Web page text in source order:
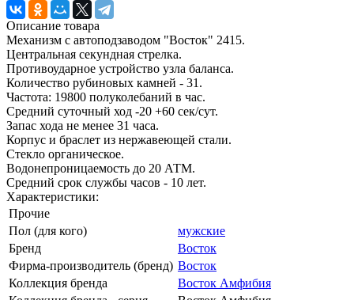
Описание товара
Механизм с автоподзаводом "Восток" 2415.
Центральная секундная стрелка.
Противоударное устройство узла баланса.
Количество рубиновых камней - 31.
Частота: 19800 полуколебаний в час.
Средний суточный ход -20 +60 сек/сут.
Запас хода не менее 31 часа.
Корпус и браслет из нержавеющей стали.
Стекло органическое.
Водонепроницаемость до 20 АТМ.
Средний срок службы часов - 10 лет.
Характеристики:
Прочие
Пол (для кого)
мужские
Бренд
Восток
Фирма-производитель (бренд) Восток
Коллекция бренда
Восток Амфибия